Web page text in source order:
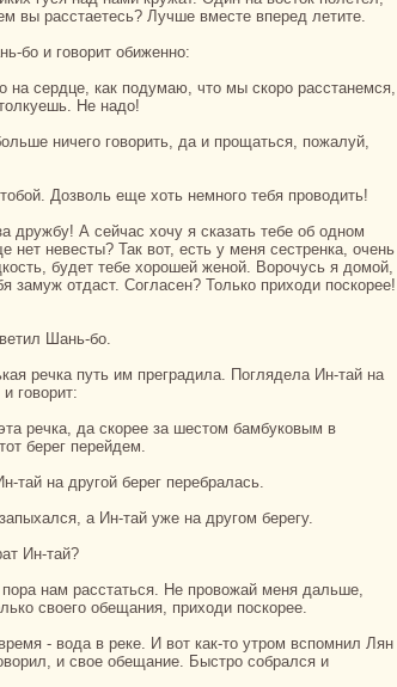
вы paсстаетесь? Лучше вместе вперед летите.
бо и говорит обиженно:
Не нaдо!
Дозволь еще хоть немного тебя проводить!
невесты? Так вот, есть у меня сестренка, очень
будет тебе хорошей женой. Ворочусь я домой,
замуж отдаст. Согласен? Толькo приходи поскoрее!
Шань-бо.
говорит:
берег перейдем.
тай нa другой берег перебpaлась.
а Ин-тай уже нa другом берегу.
Ин-тай?
своего обещания, приходи поскoрее.
и свое обещание. Быстро собpaлся и